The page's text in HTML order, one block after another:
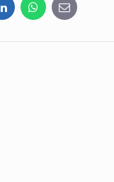
LinkedInWhatsApp
E-
mail